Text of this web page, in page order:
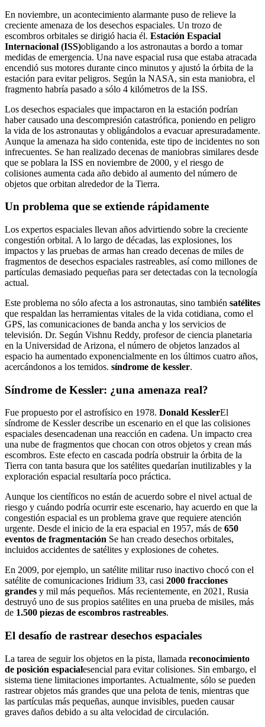
En noviembre, un acontecimiento alarmante puso de relieve la
creciente amenaza de los desechos espaciales. Un trozo de
escombros orbitales se dirigió hacia él. Estación Espacial
Internacional (ISS)obligando a los astronautas a bordo a tomar
medidas de emergencia. Una nave espacial rusa que estaba atracada
encendió sus motores durante cinco minutos y ajustó la órbita de la
estación para evitar peligros. Según la NASA, sin esta maniobra, el
fragmento habría pasado a sólo 4 kilómetros de la ISS.
Los desechos espaciales que impactaron en la estación podrían
haber causado una descompresión catastrófica, poniendo en peligro
la vida de los astronautas y obligándolos a evacuar apresuradamente.
Aunque la amenaza ha sido contenida, este tipo de incidentes no son
infrecuentes. Se han realizado decenas de maniobras similares desde
que se poblara la ISS en noviembre de 2000, y el riesgo de
colisiones aumenta cada año debido al aumento del número de
objetos que orbitan alrededor de la Tierra.
Un problema que se extiende rápidamente
Los expertos espaciales llevan años advirtiendo sobre la creciente
congestión orbital. A lo largo de décadas, las explosiones, los
impactos y las pruebas de armas han creado decenas de miles de
fragmentos de desechos espaciales rastreables, así como millones de
partículas demasiado pequeñas para ser detectadas con la tecnología
actual.
Este problema no sólo afecta a los astronautas, sino también satélites
que respaldan las herramientas vitales de la vida cotidiana, como el
GPS, las comunicaciones de banda ancha y los servicios de
televisión. Dr. Según Vishnu Reddy, profesor de ciencia planetaria
en la Universidad de Arizona, el número de objetos lanzados al
espacio ha aumentado exponencialmente en los últimos cuatro años,
acercándonos a los temidos. síndrome de kessler.
Síndrome de Kessler: ¿una amenaza real?
Fue propuesto por el astrofísico en 1978. Donald KesslerEl
síndrome de Kessler describe un escenario en el que las colisiones
espaciales desencadenan una reacción en cadena. Un impacto crea
una nube de fragmentos que chocan con otros objetos y crean más
escombros. Este efecto en cascada podría obstruir la órbita de la
Tierra con tanta basura que los satélites quedarían inutilizables y la
exploración espacial resultaría poco práctica.
Aunque los científicos no están de acuerdo sobre el nivel actual de
riesgo y cuándo podría ocurrir este escenario, hay acuerdo en que la
congestión espacial es un problema grave que requiere atención
urgente. Desde el inicio de la era espacial en 1957, más de 650
eventos de fragmentación Se han creado desechos orbitales,
incluidos accidentes de satélites y explosiones de cohetes.
En 2009, por ejemplo, un satélite militar ruso inactivo chocó con el
satélite de comunicaciones Iridium 33, casi 2000 fracciones
grandes y mil más pequeños. Más recientemente, en 2021, Rusia
destruyó uno de sus propios satélites en una prueba de misiles, más
de 1.500 piezas de escombros rastreables.
El desafío de rastrear desechos espaciales
La tarea de seguir los objetos en la pista, llamada reconocimiento
de posición espacialesencial para evitar colisiones. Sin embargo, el
sistema tiene limitaciones importantes. Actualmente, sólo se pueden
rastrear objetos más grandes que una pelota de tenis, mientras que
las partículas más pequeñas, aunque invisibles, pueden causar
graves daños debido a su alta velocidad de circulación.